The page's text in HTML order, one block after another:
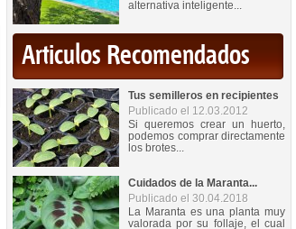
alternativa inteligente...
Articulos Recomendados
Tus semilleros en recipientes
Publicado el 12.03.2012
Si queremos crear un huerto,
podemos comprar directamente
los brotes...
Cuidados de la Maranta...
Publicado el 30.04.2018
La Maranta es una planta muy
valorada por su follaje, el cual